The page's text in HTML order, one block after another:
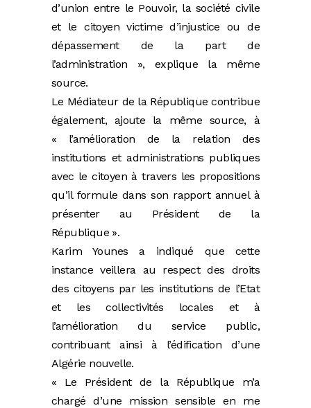
d’union entre le Pouvoir, la société civile
et le citoyen victime d’injustice ou de
dépassement de la part de
l’administration », explique la même
source.
Le Médiateur de la République contribue
également, ajoute la même source, à
« l’amélioration de la relation des
institutions et administrations publiques
avec le citoyen à travers les propositions
qu’il formule dans son rapport annuel à
présenter au Président de la
République ».
Karim Younes a indiqué que cette
instance veillera au respect des droits
des citoyens par les institutions de l’Etat
et les collectivités locales et à
l’amélioration du service public,
contribuant ainsi à l’édification d’une
Algérie nouvelle.
« Le Président de la République m’a
chargé d’une mission sensible en me